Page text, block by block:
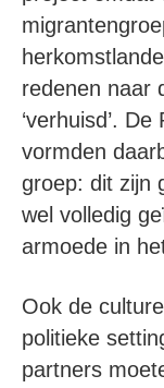
redenen naar
‘verhuisd’.
vormden
groep: dit zijn
wel volledig
armoede in
Ook de
politieke
partners